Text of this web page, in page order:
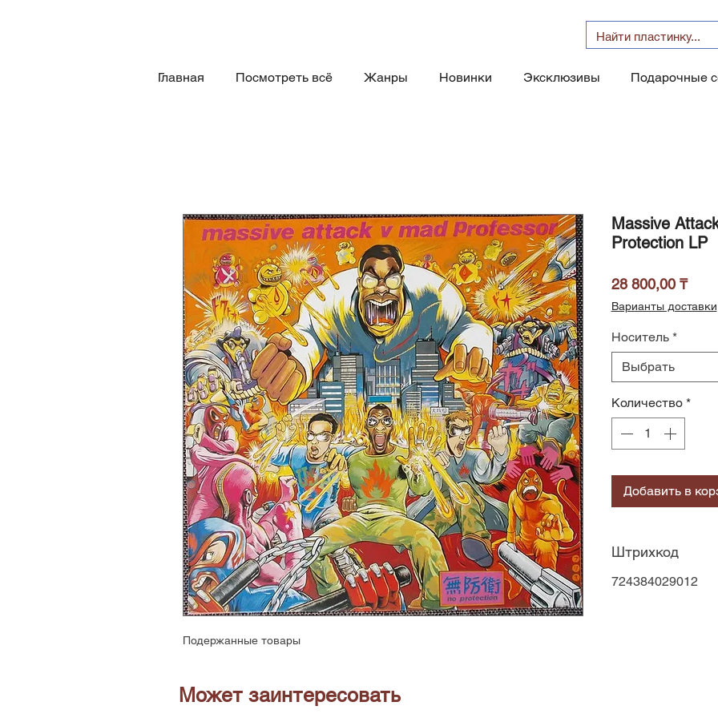
Главная Посмотреть всё Жанры Новинки Эксклюзивы Подарочные
Подержанные товары
Massive
Protection LP
28 800,00 ₸
Варианты доставки
Носитель *
Выбрать
Количество *
Добавить в
Штрихкод
724384029012
Может заинтересовать